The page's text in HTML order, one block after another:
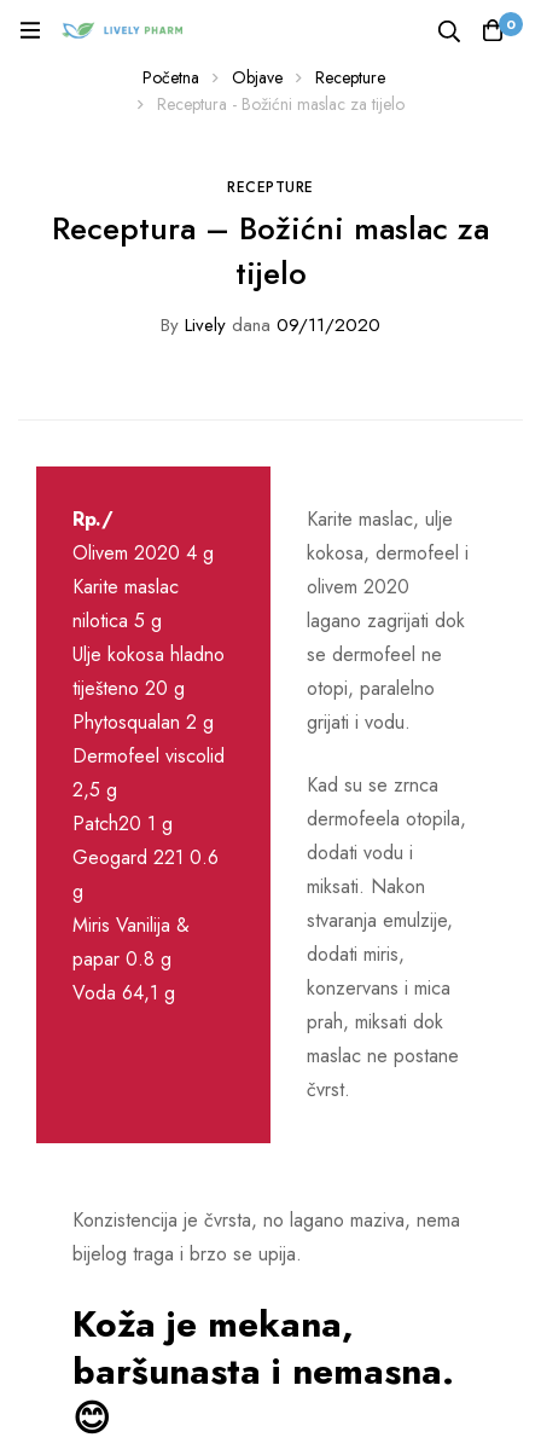
0
Početna Objave
Recepture
Receptura - Božićni maslac za tijelo
RECEPTURE
Receptura – Božićni maslac za
tijelo
By Lively dana 09/11/2020
Rp./
Olivem 2020 4 g
Karite maslac
nilotica 5 g
Ulje kokosa hladno
tiješteno 20 g
Phytosqualan 2 g
Dermofeel viscolid
2,5 g
Patch20 1 g
Geogard 221 0.6
g
Miris Vanilija &
papar 0.8 g
Voda 64,1 g
Karite maslac, ulje
kokosa, dermofeel i
olivem 2020
lagano zagrijati dok
se dermofeel ne
otopi, paralelno
grijati i vodu.
Kad su se zrnca
dermofeela otopila,
dodati vodu i
miksati. Nakon
stvaranja emulzije,
dodati miris,
konzervans i mica
prah, miksati dok
maslac ne postane
čvrst.
Konzistencija je čvrsta, no lagano maziva, nema
bijelog traga i brzo se upija.
Koža je mekana,
baršunasta i nemasna.
😊